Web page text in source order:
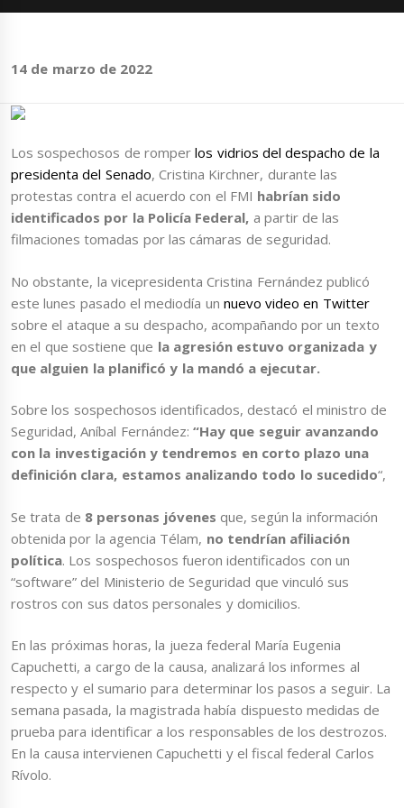
14 de marzo de 2022
Los sospechosos de romperlos vidrios del despacho de la
presidenta del Senado, Cristina Kirchner, durante las
protestas contra el acuerdo con el FMI habrían sido
identificados por la Policía Federal, a partir de las
filmaciones tomadas por las cámaras de seguridad.
No obstante, la vicepresidenta Cristina Fernández publicó
este lunes pasado el mediodía un nuevo video en Twitter
sobre el ataque a su despacho, acompañando por un texto
en el que sostiene que la agresión estuvo organizada y
que alguien la planificó y la mandó a ejecutar.
Sobre los sospechosos identificados, destacó el ministro de
Seguridad, Aníbal Fernández: “Hay que seguir avanzando
con la investigación y tendremos en corto plazo una
definición clara, estamos analizando todo lo sucedido“,
Se trata de 8 personas jóvenes que, según la información
obtenida por la agencia Télam, no tendrían afiliación
política. Los sospechosos fueron identificados con un
“software” del Ministerio de Seguridad que vinculó sus
rostros con sus datos personales y domicilios.
En las próximas horas, la jueza federal María Eugenia
Capuchetti, a cargo de la causa, analizará los informes al
respecto y el sumario para determinar los pasos a seguir. La
semana pasada, la magistrada había dispuesto medidas de
prueba para identificar a los responsables de los destrozos.
En la causa intervienen Capuchetti y el fiscal federal Carlos
Rívolo.